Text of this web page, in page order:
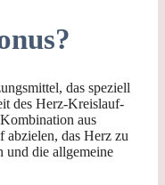
das speziell
des Herz-Kreislauf-
aus
abzielen, das Herz zu
und die allgemeine